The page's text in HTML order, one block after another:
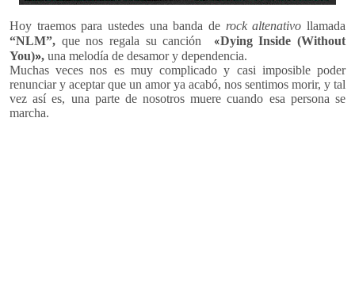
Hoy traemos para ustedes una banda de rock altenativo llamada
“NLM”, que nos regala su canción «Dying Inside (Without
You)», una melodía de desamor y dependencia.
Muchas veces nos es muy complicado y casi imposible poder
renunciar y aceptar que un amor ya acabó, nos sentimos morir, y tal
vez así es, una parte de nosotros muere cuando esa persona se
marcha.